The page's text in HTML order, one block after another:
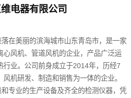
电器有限公司
在美丽的滨海城市山东青岛市，是一家
心风机、管道风机的企业，产品广泛运
行业。公司前身成立于2014年，历经7
机研发、制造和销售为一体的企业。
专业的生产设备及齐全的检测仪器，凭